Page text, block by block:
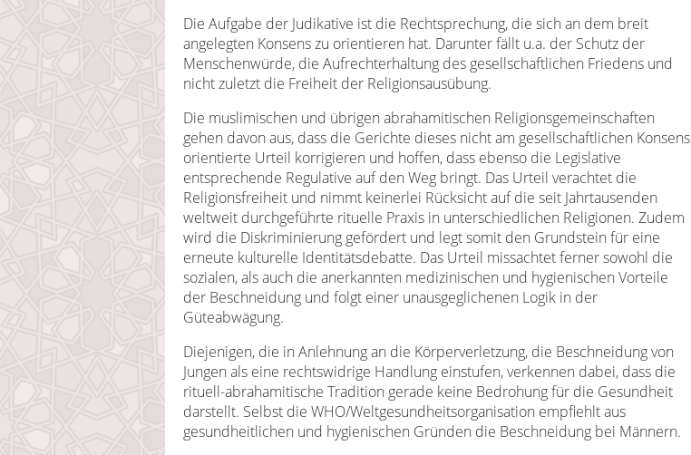
Die Aufgabe der Judikative ist die Rechtsprechung, die sich an dem breit
angelegten Konsens zu orientieren hat. Darunter fällt u.a. der Schutz der
Menschenwürde, die Aufrechterhaltung des gesellschaftlichen Friedens und
nicht zuletzt die Freiheit der Religionsausübung.
Die muslimischen und übrigen abrahamitischen Religionsgemeinschaften
gehen davon aus, dass die Gerichte dieses nicht am gesellschaftlichen Konsens
orientierte Urteil korrigieren und hoffen, dass ebenso die Legislative
entsprechende Regulative auf den Weg bringt. Das Urteil verachtet die
Religionsfreiheit und nimmt keinerlei Rücksicht auf die seit Jahrtausenden
weltweit durchgeführte rituelle Praxis in unterschiedlichen Religionen. Zudem
wird die Diskriminierung gefördert und legt somit den Grundstein für eine
erneute kulturelle Identitätsdebatte. Das Urteil missachtet ferner sowohl die
sozialen, als auch die anerkannten medizinischen und hygienischen Vorteile
der Beschneidung und folgt einer unausgeglichenen Logik in der
Güteabwägung.
Diejenigen, die in Anlehnung an die Körperverletzung, die Beschneidung von
Jungen als eine rechtswidrige Handlung einstufen, verkennen dabei, dass die
rituell-abrahamitische Tradition gerade keine Bedrohung für die Gesundheit
darstellt. Selbst die WHO/Weltgesundheitsorganisation empfiehlt aus
gesundheitlichen und hygienischen Gründen die Beschneidung bei Männern.